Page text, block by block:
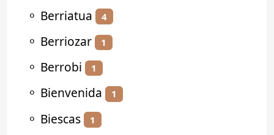
⚬ Berriatua 4
⚬ Berriozar 1
⚬ Berrobi 1
⚬ Bienvenida 1
⚬ Biescas 1